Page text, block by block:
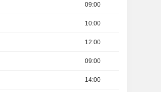
09:00
10:00
12:00
09:00
14:00